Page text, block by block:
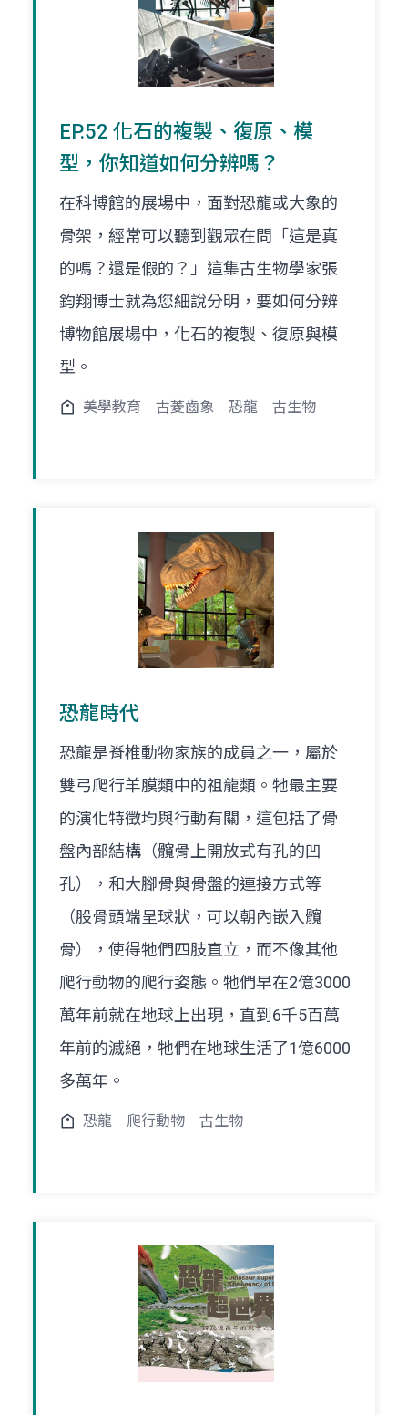
EP.52 化石的複製、復原、模
型，你知道如何分辨嗎？
在科博館的展場中，面對恐龍或大象的
骨架，經常可以聽到觀眾在問「這是真
的嗎？還是假的？」這集古生物學家張
鈞翔博士就為您細說分明，要如何分辨
博物館展場中，化石的複製、復原與模
型。
美學教育 古菱齒象 恐龍 古生物
恐龍時代
恐龍是脊椎動物家族的成員之一，屬於
雙弓爬行羊膜類中的祖龍類。牠最主要
的演化特徵均與行動有關，這包括了骨
盤內部結構（髖骨上開放式有孔的凹
孔），和大腳骨與骨盤的連接方式等
（股骨頭端呈球狀，可以朝內嵌入髖
骨），使得牠們四肢直立，而不像其他
爬行動物的爬行姿態。牠們早在2億3000
萬年前就在地球上出現，直到6千5百萬
年前的滅絕，牠們在地球生活了1億6000
多萬年。
恐龍 爬行動物 古生物